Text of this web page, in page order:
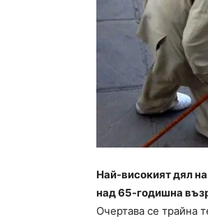
Най-високият дял
над 65-годишна
Очертава се трайна